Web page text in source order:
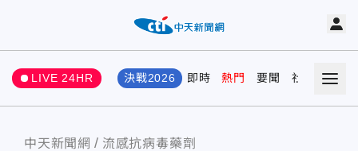
LIVE 24HR 決戰2026 即時 熱門 要聞 社會 娛樂
中天新聞網 流感抗病毒藥劑